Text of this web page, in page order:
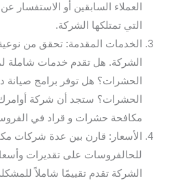
العملاء السابقين أو الاستفسار
التي تمتلكها الشركة.
الخدمات المقدمة: تحقق من
الشركة. هل تقدم خدمات شاملة
الحشرات؟ هل توفر برامج صيانة
الحشرات؟ ستجد أن شركة
مكافحة حشرات و قراد في
الأسعار: قارن بين عدة شركات
للحالفروسات على تقديرات
الشركة تقدم تقييمًا شاملاً